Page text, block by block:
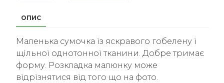
ОПИС
Маленька сумочка із яскравого гобелену і
щільної однотонної тканини. Добре тримає
форму. Розкладка малюнку може
відрізнятися від того що на фото.